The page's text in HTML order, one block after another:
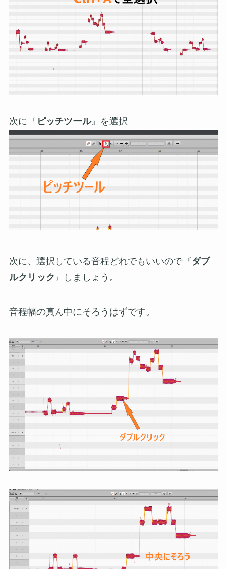
次に『 ピッチツール』を選択
次に、選択している音程どれでもいいので『ダブ
ルクリック 』しましょう。
音程幅の真ん中にそろうはずです。